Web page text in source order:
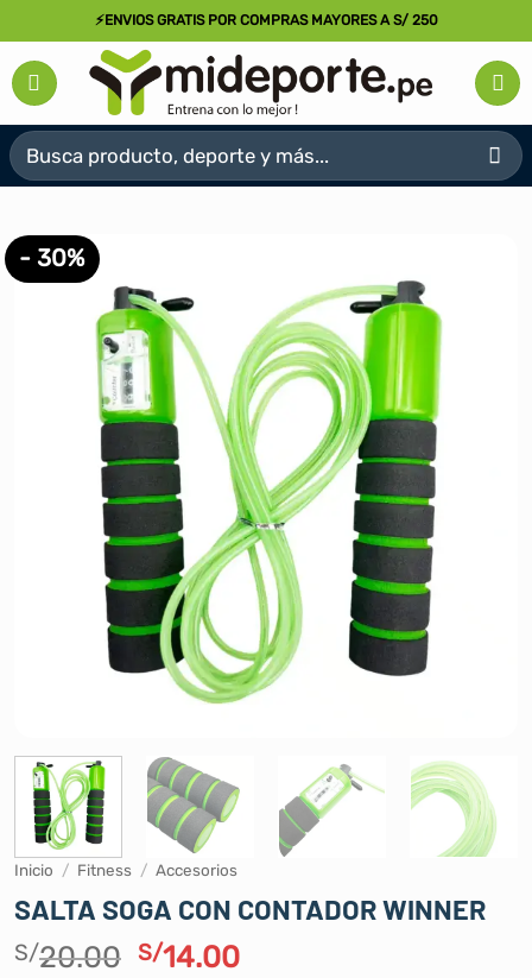
al
contenido
⚡ENVIOS GRATIS POR COMPRAS MAYORES A S/ 250
Buscar
por:
- 30%
Inicio / Fitness / Accesorios
SALTA SOGA CON CONTADOR WINNER
S/20.00 El
S/14.00El